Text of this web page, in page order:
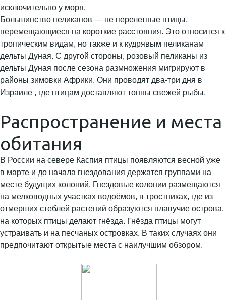
исключительно у моря.
Большинство пеликанов — не перелетные птицы,
перемещающиеся на короткие расстояния. Это относится к
тропическим видам, но также и к кудрявым пеликанам
дельты Дуная. С другой стороны, розовый пеликаны из
дельты Дуная после сезона размножения мигрируют в
районы зимовки Африки. Они проводят два-три дня в
Израиле , где птицам доставляют тонны свежей рыбы.
Распространение и места
обитания
В России на севере Каспия птицы появляются весной уже
в марте и до начала гнездования держатся группами на
месте будущих колоний. Гнездовые колонии размещаются
на мелководных участках водоёмов, в тростниках, где из
отмерших стеблей растений образуются плавучие острова,
на которых птицы делают гнёзда. Гнёзда птицы могут
устраивать и на песчаных островках. В таких случаях они
предпочитают открытые места с наилучшим обзором.